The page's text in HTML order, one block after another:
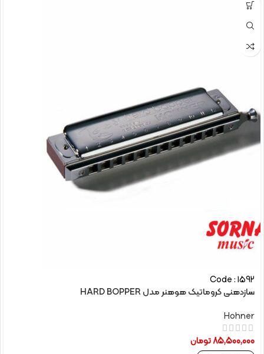
Code : 1592
سازدهنی کروماتیک هوهنر مدل HARD BOPPER
Hohner
85,500,000تومان